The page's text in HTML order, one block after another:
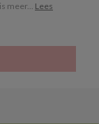
meer... Lees